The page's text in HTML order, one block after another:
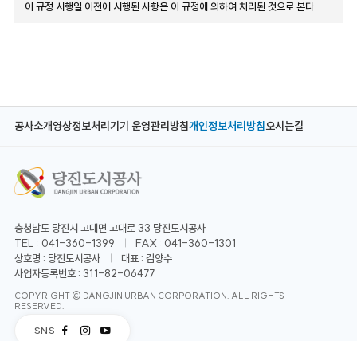
이 규정 시행일 이전에 시행된 사항은 이 규정에 의하여 처리된 것으로 본다.
공사소개영상정보처리기기 운영관리방침개인정보처리방침오시는길
충청남도 당진시 고대면 고대로 33 당진도시공사
TEL : 041-360-1399
FAX : 041-360-1301
상호명 : 당진도시공사
대표 : 김양수
사업자등록번호 : 311-82-06477
COPYRIGHT © DANGJIN URBAN CORPORATION. ALL RIGHTS
RESERVED.
SNS 페 인 유